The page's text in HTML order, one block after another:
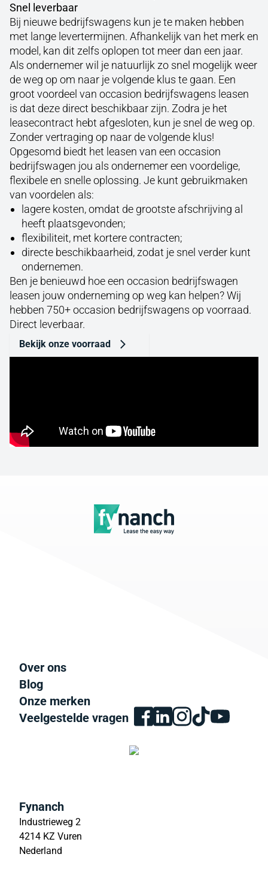
Snel leverbaar
Bij nieuwe bedrijfswagens kun je te maken hebben
met lange levertermijnen. Afhankelijk van het merk en
model, kan dit zelfs oplopen tot meer dan een jaar.
Als ondernemer wil je natuurlijk zo snel mogelijk weer
de weg op om naar je volgende klus te gaan. Een
groot voordeel van occasion bedrijfswagens leasen
is dat deze direct beschikbaar zijn. Zodra je het
leasecontract hebt afgesloten, kun je snel de weg op.
Zonder vertraging op naar de volgende klus!
Opgesomd biedt het leasen van een occasion
bedrijfswagen jou als ondernemer een voordelige,
flexibele en snelle oplossing. Je kunt gebruikmaken
van voordelen als:
lagere kosten, omdat de grootste afschrijving al
heeft plaatsgevonden;
flexibiliteit, met kortere contracten;
directe beschikbaarheid, zodat je snel verder kunt
ondernemen.
Ben je benieuwd hoe een occasion bedrijfswagen
leasen jouw onderneming op weg kan helpen? Wij
hebben 750+ occasion bedrijfswagens op voorraad.
Direct leverbaar.
Bekijk onze voorraad
Over ons
Blog
Onze merken
Veelgestelde vragen
Fynanch
Industrieweg 2
4214 KZ Vuren
Nederland